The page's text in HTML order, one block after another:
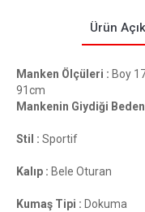
Ürün
Manken Ölçüleri : Boy
91cm
Mankenin Giydiği
Stil : Sportif
Kalıp : Bele Oturan
Kumaş Tipi : Dokuma